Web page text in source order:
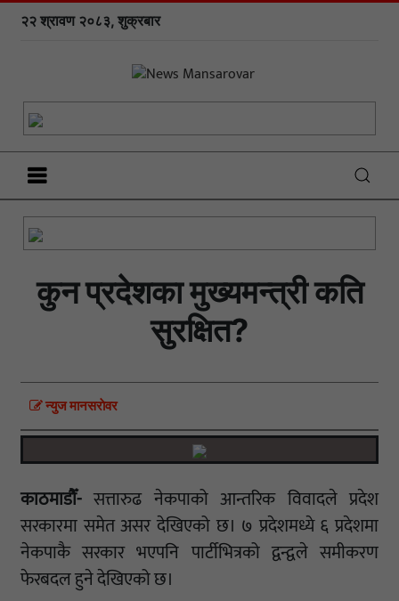
२२ श्रावण २०८३, शुक्रबार
कुन प्रदेशका मुख्यमन्त्री कति
सुरक्षित?
न्युज मानसराेवर
काठमाडौँ-सत्तारुढ नेकपाको आन्तरिक विवादले प्रदेश
सरकारमा समेत असर देखिएको छ। ७ प्रदेशमध्ये ६ प्रदेशमा
नेकपाकै सरकार भएपनि पार्टीभित्रको द्वन्द्वले समीकरण
फेरबदल हुने देखिएको छ।